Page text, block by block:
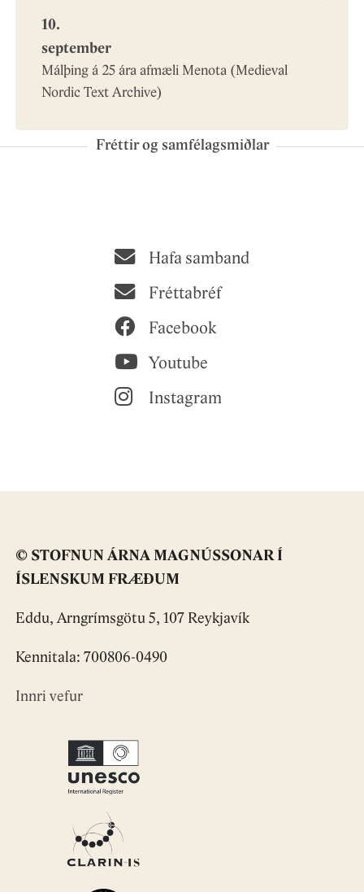
10.
september
Málþing á 25 ára afmæli Menota (Medieval
Nordic Text Archive)
Fréttir og samfélagsmiðlar
Hafa samband
Fréttabréf
Facebook
Youtube
Instagram
© STOFNUN ÁRNA MAGNÚSSONAR Í
ÍSLENSKUM FRÆÐUM
Eddu, Arngrímsgötu 5, 107 Reykjavík
Kennitala: 700806-0490
Innri vefur